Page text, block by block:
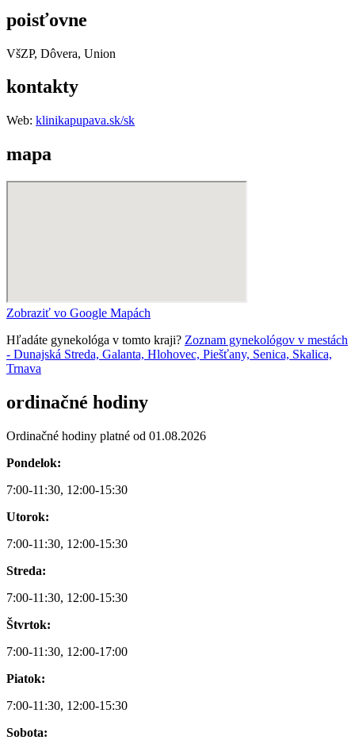
poisťovne
VšZP, Dôvera, Union
kontakty
Web: klinikapupava.sk/sk
mapa
Zobraziť vo Google Mapách
Hľadáte gynekológa v tomto kraji? Zoznam gynekológov v mestách
- Dunajská Streda, Galanta, Hlohovec, Piešťany, Senica, Skalica,
Trnava
ordinačné hodiny
Ordinačné hodiny platné od 01.08.2026
Pondelok:
7:00-11:30, 12:00-15:30
Utorok:
7:00-11:30, 12:00-15:30
Streda:
7:00-11:30, 12:00-15:30
Štvrtok:
7:00-11:30, 12:00-17:00
Piatok:
7:00-11:30, 12:00-15:30
Sobota: